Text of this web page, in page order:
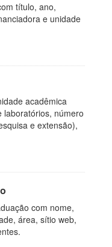
título, ano,
e unidade
acadêmica
laboratórios, número
e extensão),
com nome,
área, sítio web,